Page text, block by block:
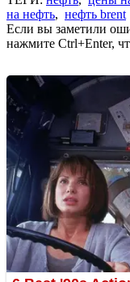
на нефть, нефть brent
Если вы заметили
нажмите Ctrl+Enter,